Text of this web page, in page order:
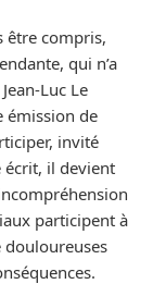
être compris,
qui n’a
Luc Le
émission de
invité
écrit, il devient
participent à
douloureuses